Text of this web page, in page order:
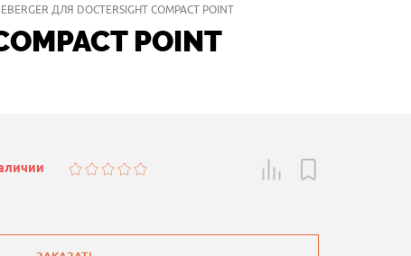
ДЛЯ DOCTERSIGHT COMPACT POINT
POINT